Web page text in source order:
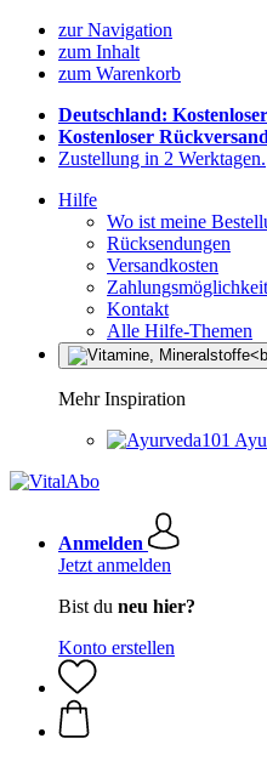
zur Navigation
zum Inhalt
zum Warenkorb
Deutschland:
Kostenloser Rückversand
Zustellung in 2 Werktagen.
Hilfe
Wo ist meine
Rücksendungen
Versandkosten
Kontakt
Alle Hilfe-Themen
Mehr Inspiration
Anmelden
Jetzt anmelden
Bist du neu hier?
Konto erstellen